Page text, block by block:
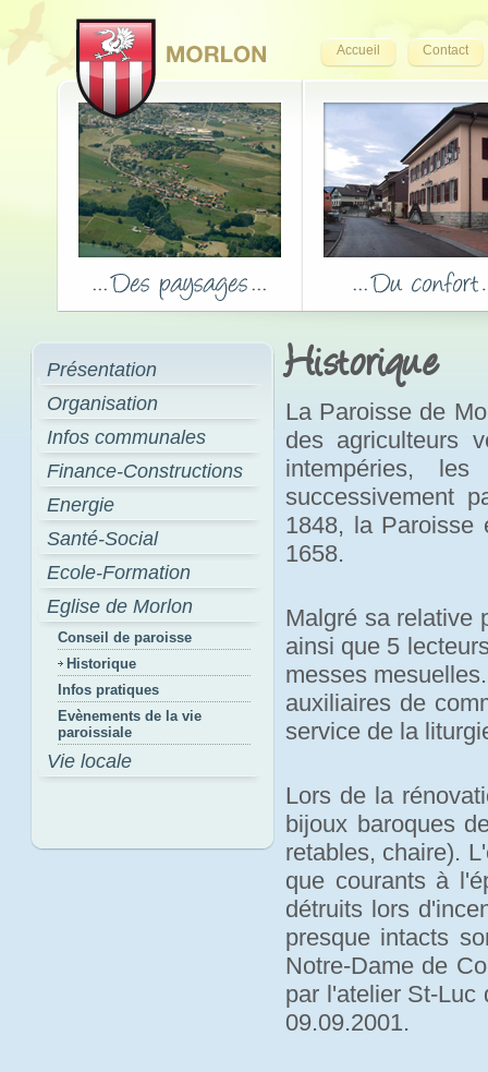
Accueil Contact
Présentation
Organisation
Infos communales
Finance-Constructions
Energie
Santé-Social
Ecole-Formation
Eglise de Morlon
Conseil de paroisse
Historique
Infos pratiques
Evènements de la vie
paroissiale
Vie locale
Historique
La Paroisse de
des agriculteurs
intempéries,
successivement
1848, la Paroisse
1658.
Malgré sa relative
ainsi que 5
messes
auxiliaires de
service de la
Lors de la
bijoux baroques
retables, chaire).
que courants à
détruits lors
presque intacts
Notre-Dame de
par l'atelier St-Luc
09.09.2001.